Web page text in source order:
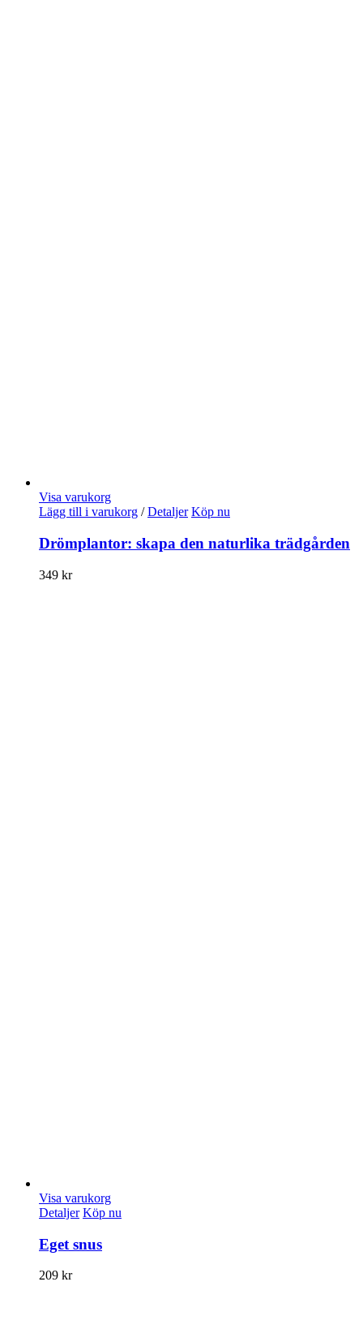
Visa varukorg
Lägg till i varukorg / Detaljer Köp nu
Drömplantor: skapa den naturlika trädgården
349 kr
Visa varukorg
Detaljer Köp nu
Eget snus
209 kr